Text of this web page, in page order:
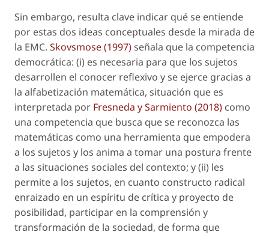
Sin embargo, resulta clave indicar qué se entiende
por estas dos ideas conceptuales desde la mirada de
la EMC. Skovsmose (1997)señala que la competencia
democrática: (i) es necesaria para que los sujetos
desarrollen el conocer reflexivo y se ejerce gracias a
la alfabetización matemática, situación que es
interpretada por Fresneda y Sarmiento (2018) como
una competencia que busca que se reconozca las
matemáticas como una herramienta que empodera
a los sujetos y los anima a tomar una postura frente
a las situaciones sociales del contexto; y (ii) les
permite a los sujetos, en cuanto constructo radical
enraizado en un espíritu de crítica y proyecto de
posibilidad, participar en la comprensión y
transformación de la sociedad, de forma que